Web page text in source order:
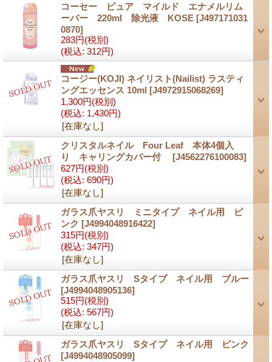
コーセー ピュア マイルド エナメルリム
ーバー 220ml 除光液 KOSE [J497171031
0870]
283円(税別)
(税込: 312円)
コージー(KOJI) ネイリスト(Nailist) ラスティ
ングエッセンス 10ml [J4972915068269]
1,300円(税別)
(税込: 1,430円)
[在庫なし]
クリスタルネイル Four Leaf 本体4個入
り キャリングカバー付 [J4562276100083]
627円(税別)
(税込: 690円)
[在庫なし]
ガラス爪ヤスリ ミニタイプ ネイル用 ピ
ンク [J4994048916422]
315円(税別)
(税込: 347円)
[在庫なし]
ガラス爪ヤスリ Sタイプ ネイル用 ブルー
[J4994048905136]
515円(税別)
(税込: 567円)
[在庫なし]
ガラス爪ヤスリ Sタイプ ネイル用 ピンク
[J4994048905099]